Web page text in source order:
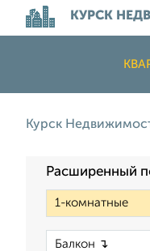
КУРСК
Курск
Расширенный